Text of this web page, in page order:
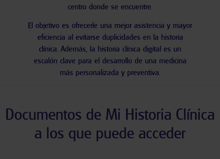
centro donde se encuentre.
El objetivo es ofrecerle una mejor asistencia y mayor
eficiencia al evitarse duplicidades en la historia
clínica. Además, la historia clínica digital es un
escalón clave para el desarrollo de una medicina
más personalizada y preventiva.
Documentos de Mi Historia Clínica
a los que puede acceder